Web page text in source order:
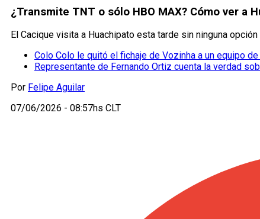
¿Transmite TNT o sólo HBO MAX? Cómo ver a
El Cacique visita a Huachipato esta tarde sin ninguna
Colo Colo le quitó el fichaje de Vozinha a un equipo
Representante de Fernando Ortiz cuenta la verdad
Por Felipe Aguilar
07/06/2026 - 08:57hs CLT